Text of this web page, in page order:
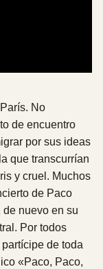
No
de encuentro
por sus ideas
que transcurrían
y cruel. Muchos
de Paco
de nuevo en su
Por todos
de toda
«Paco, Paco,